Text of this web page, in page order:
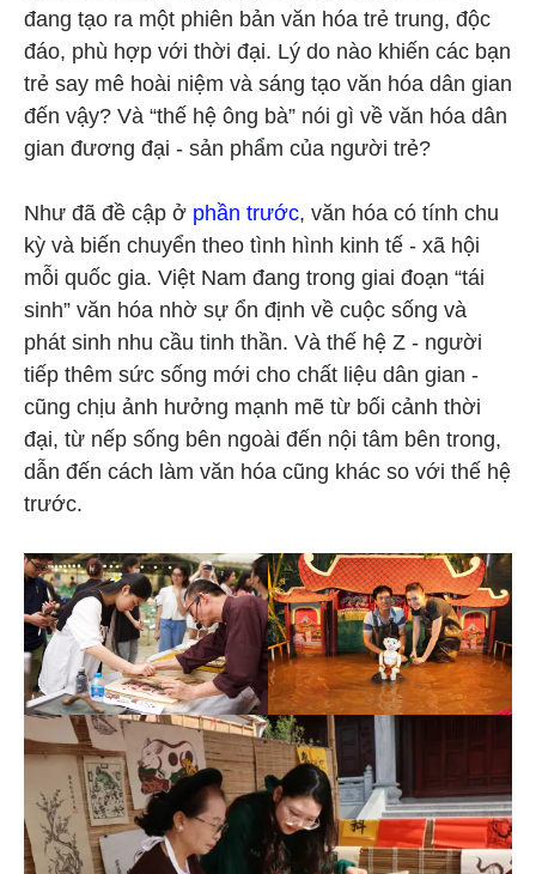
đang tạo ra một phiên bản văn hóa trẻ trung, độc
đáo, phù hợp với thời đại. Lý do nào khiến các bạn
trẻ say mê hoài niệm và sáng tạo văn hóa dân gian
đến vậy? Và “thế hệ ông bà” nói gì về văn hóa dân
gian đương đại - sản phẩm của người trẻ?
Như đã đề cập ở phần trước, văn hóa có tính chu
kỳ và biến chuyển theo tình hình kinh tế - xã hội
mỗi quốc gia. Việt Nam đang trong giai đoạn “tái
sinh” văn hóa nhờ sự ổn định về cuộc sống và
phát sinh nhu cầu tinh thần. Và thế hệ Z - người
tiếp thêm sức sống mới cho chất liệu dân gian -
cũng chịu ảnh hưởng mạnh mẽ từ bối cảnh thời
đại, từ nếp sống bên ngoài đến nội tâm bên trong,
dẫn đến cách làm văn hóa cũng khác so với thế hệ
trước.